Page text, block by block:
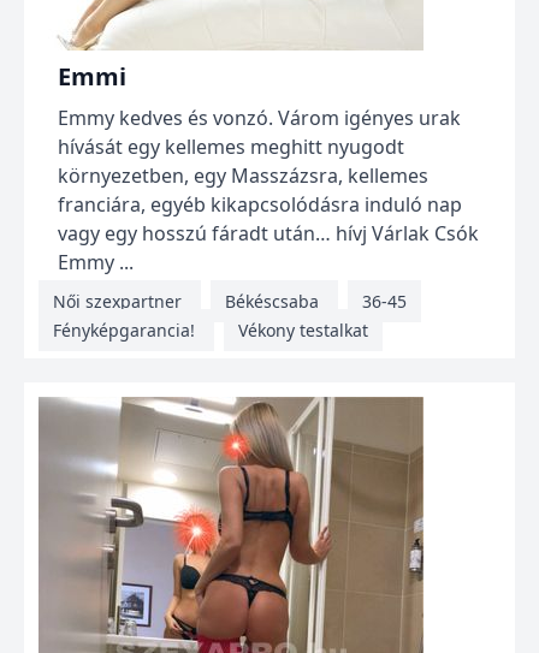
Emmi
Emmy kedves és vonzó. Várom igényes urak
hívását egy kellemes meghitt nyugodt
környezetben, egy Masszázsra, kellemes
franciára, egyéb kikapcsolódásra induló nap
vagy egy hosszú fáradt után… hívj Várlak Csók
Emmy ...
Női szexpartner Békéscsaba
36-45
Fényképgarancia!
Vékony testalkat